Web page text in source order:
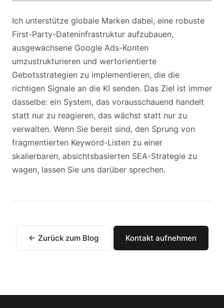
Ich unterstütze globale Marken dabei, eine robuste
First-Party-Dateninfrastruktur aufzubauen,
ausgewachsene Google Ads-Konten
umzustrukturieren und wertorientierte
Gebotsstrategien zu implementieren, die die
richtigen Signale an die KI senden. Das Ziel ist immer
dasselbe: ein System, das vorausschauend handelt
statt nur zu reagieren, das wächst statt nur zu
verwalten. Wenn Sie bereit sind, den Sprung von
fragmentierten Keyword-Listen zu einer
skalierbaren, absichtsbasierten SEA-Strategie zu
wagen, lassen Sie uns darüber sprechen.
← Zurück zum Blog Kontakt aufnehmen